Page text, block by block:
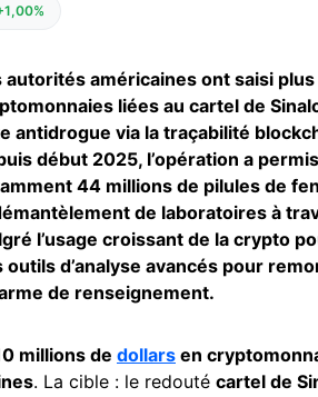
autorités américaines ont saisi
liées au cartel de
antidrogue via la traçabilité
début 2025, l’opération a
44 millions de pilules de
de laboratoires à
l’usage croissant de la crypto
outils d’analyse avancés pour
de renseignement.
millions de dollars en
. La cible : le redouté cartel de